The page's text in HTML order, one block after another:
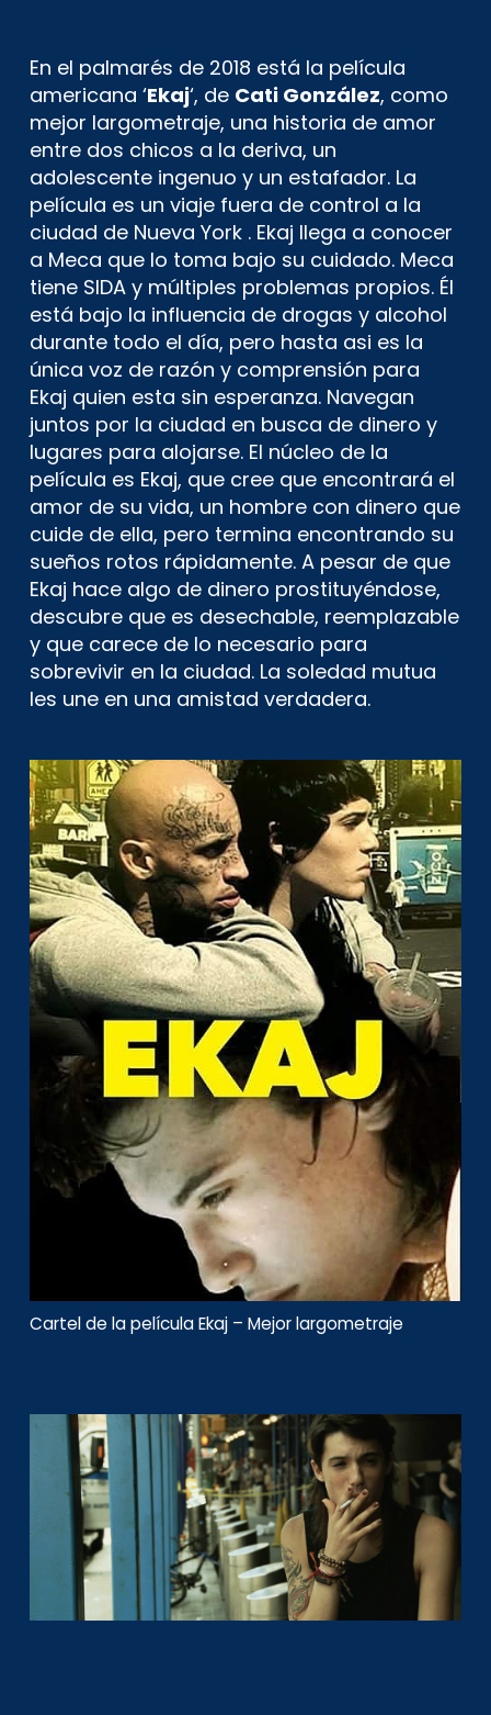
En el palmarés de 2018 está la película
americana ‘Ekaj‘, de Cati González, como
mejor largometraje, una historia de amor
entre dos chicos a la deriva, un
adolescente ingenuo y un estafador. La
película es un viaje fuera de control a la
ciudad de Nueva York . Ekaj llega a conocer
a Meca que lo toma bajo su cuidado. Meca
tiene SIDA y múltiples problemas propios. Él
está bajo la influencia de drogas y alcohol
durante todo el día, pero hasta asi es la
única voz de razón y comprensión para
Ekaj quien esta sin esperanza. Navegan
juntos por la ciudad en busca de dinero y
lugares para alojarse. El núcleo de la
película es Ekaj, que cree que encontrará el
amor de su vida, un hombre con dinero que
cuide de ella, pero termina encontrando su
sueños rotos rápidamente. A pesar de que
Ekaj hace algo de dinero prostituyéndose,
descubre que es desechable, reemplazable
y que carece de lo necesario para
sobrevivir en la ciudad. La soledad mutua
les une en una amistad verdadera.
Cartel de la película Ekaj – Mejor largometraje